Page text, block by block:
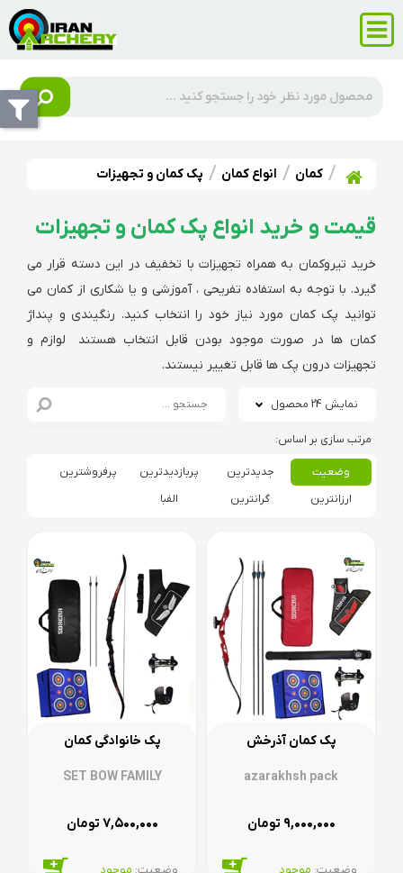
کمان انواع کمان پک کمان و تجهیزات
قیمت و خرید انواع پک کمان و تجهیزات
خرید تیروکمان به همراه تجهیزات با تخفیف در این دسته قرار می
گیرد. با توجه به استفاده تفریحی ، آموزشی و یا شکاری از کمان می
توانید پک کمان مورد نیاز خود را انتخاب کنید. رنگیندی و پنداژ
کمان ها در صورت موجود بودن قابل انتخاب هستند لوازم و
تجهیزات درون پک ها قابل تغییر نیستند.
نمایش 24 محصول
وضعیت جدیدترین پربازدیدترین
پرفروشترین
ارزانترین
گرانترین الفبا
پک کمان آذرخش
azarakhsh pack
۹,۰۰۰,۰۰۰ تومان
پک خانوادگی کمان
SET BOW FAMILY
۷,۵۰۰,۰۰۰ تومان